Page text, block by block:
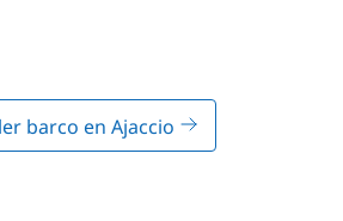
barco en Ajaccio